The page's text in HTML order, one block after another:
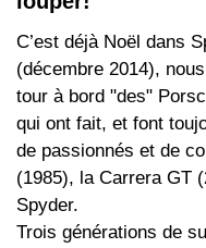
C’est déjà Noël dans
(décembre 2014),
tour à bord "des"
qui ont fait, et font
de passionnés et de
(1985), la Carrera GT
Spyder.
Trois générations de